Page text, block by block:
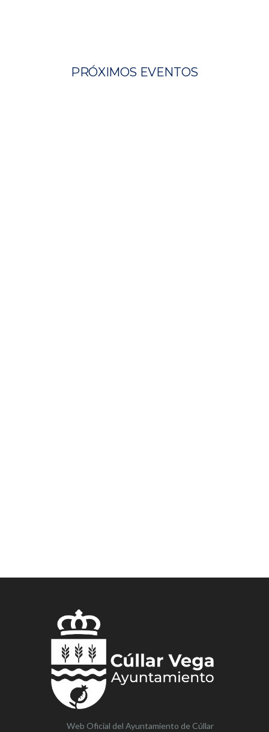
PRÓXIMOS EVENTOS
Web Oficial del Ayuntamiento de Cúllar